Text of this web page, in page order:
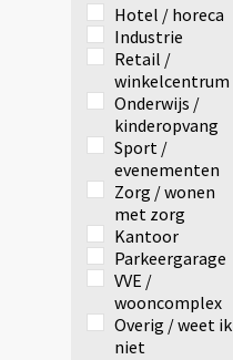
Hotel / horeca
Industrie
Retail /
winkelcentrum
Onderwijs /
kinderopvang
Sport /
evenementen
Zorg / wonen
met zorg
Kantoor
Parkeergarage
VVE /
wooncomplex
Overig / weet ik
niet